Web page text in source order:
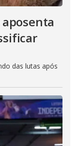
aposenta
das lutas após